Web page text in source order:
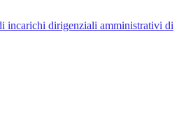
incarichi dirigenziali amministrativi di